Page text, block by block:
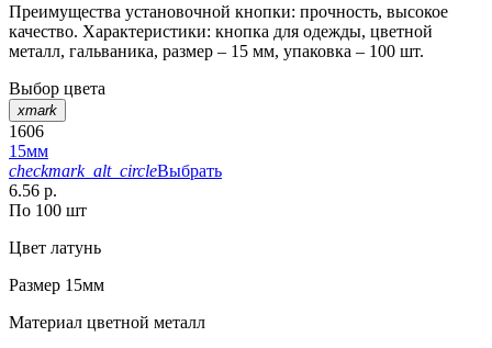
Преимущества установочной кнопки: прочность, высокое
качество. Характеристики: кнопка для одежды, цветной
металл, гальваника, размер – 15 мм, упаковка – 100 шт.
Выбор цвета
xmark
1606
15мм
checkmark_alt_circleВыбрать
6.56 р.
По 100 шт
Цвет латунь
Размер 15мм
Материал цветной металл